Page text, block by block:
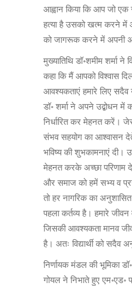
आह्वान किया कि आप जो एक
हत्या है उसको खत्म करने में
को जागरूक करने में अपनी
मुख्यातिथि डॉ॰शमीम शर्मा ने
कहा कि मैं आपको विश्वास
आवश्यकताएं हमारे लिए सदैव
डॉ॰ शर्मा ने अपने उद्बोधन में
निर्धारित कर मेहनत करें।
संभव सहयोग का आश्वासन देते
भविष्य की शुभकामनाएं दी।
मेहनत करके अच्छा परिणाम
और समाज को हमें सभ्य व
तो हर नागरिक का
पहला कर्तव्य है। हमारे
जिसकी आवश्यकता मानव
है। अतः विद्यार्थी को सदैव
निर्णायक मंडल की भूमिका
गोयल ने निभाते हुए एम॰एड॰